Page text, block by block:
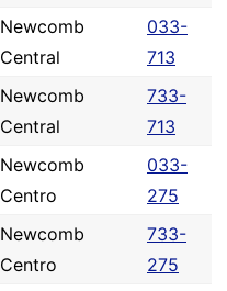
Newcomb
Central
033-
713
Newcomb
Central
733-
713
Newcomb
Centro
033-
275
Newcomb
Centro
733-
275